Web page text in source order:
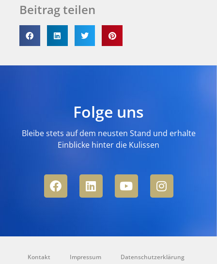
Beitrag teilen
Folge uns
Bleibe stets auf dem neusten Stand und erhalte
Einblicke hinter die Kulissen
Kontakt Impressum Datenschutzerklärung